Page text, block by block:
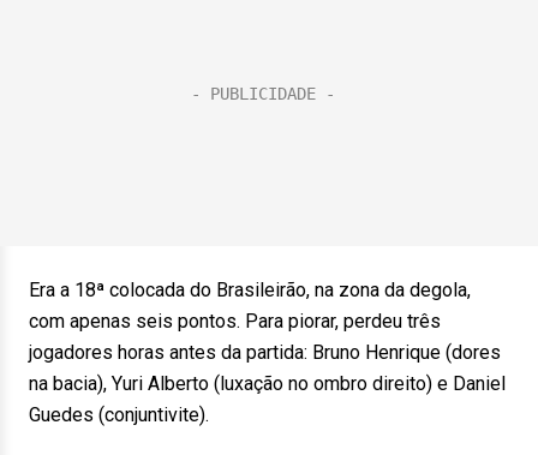
Era a 18ª colocada do Brasileirão, na zona da degola,
com apenas seis pontos. Para piorar, perdeu três
jogadores horas antes da partida: Bruno Henrique (dores
na bacia), Yuri Alberto (luxação no ombro direito) e Daniel
Guedes (conjuntivite).